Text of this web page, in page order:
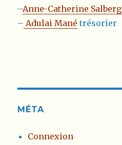
–Anne-Catherine Salberg
– Adulai Mané trésorier
MÉTA
Connexion